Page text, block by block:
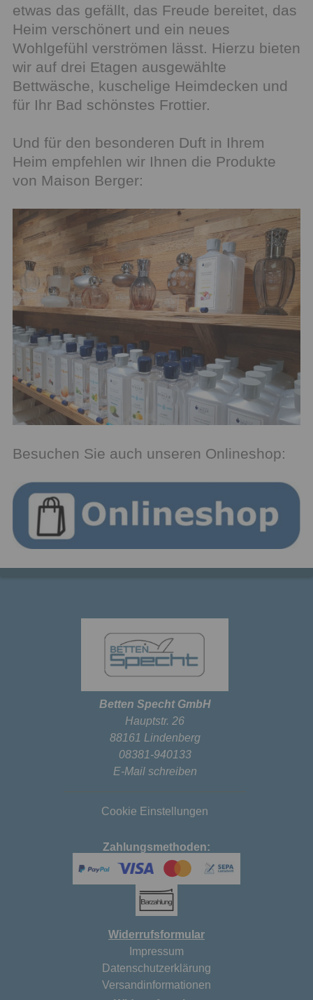
etwas das gefällt, das Freude bereitet, das
Heim verschönert und ein neues
Wohlgefühl verströmen lässt. Hierzu bieten
wir auf drei Etagen ausgewählte
Bettwäsche, kuschelige Heimdecken und
für Ihr Bad schönstes Frottier.
Und für den besonderen Duft in Ihrem
Heim empfehlen wir Ihnen die Produkte
von Maison Berger:
Besuchen Sie auch unseren Onlineshop:
Betten Specht GmbH
Hauptstr. 26
88161 Lindenberg
08381-940133
E-Mail schreiben
Cookie Einstellungen
Zahlungsmethoden:
Widerrufsformular
Impressum
Datenschutzerklärung
Versandinformationen